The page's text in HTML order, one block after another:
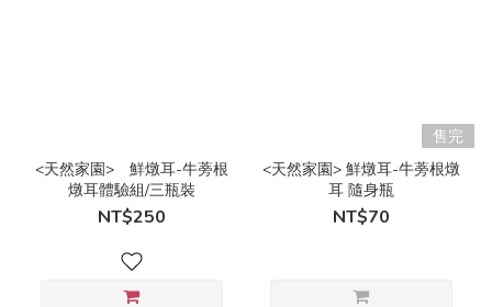
<天然家園> 鮮燉耳-牛蒡根
燉耳體驗組/三瓶裝
NT$250
售完
<天然家園> 鮮燉耳-牛蒡根燉
耳 隨身瓶
NT$70